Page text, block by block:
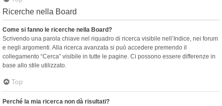
Ricerche nella Board
Come si fanno le ricerche nella Board?
Scrivendo una parola chiave nel riquadro di ricerca visibile nell’Indice, nei forum
e negli argomenti. Alla ricerca avanzata si può accedere premendo il
collegamento “Cerca” visibile in tutte le pagine. Ci possono essere differenze in
base allo stile utilizzato.
Top
Perché la mia ricerca non dà risultati?